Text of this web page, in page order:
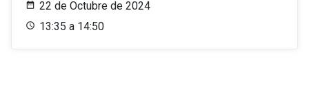
22 de Octubre de 2024
13:35 a 14:50